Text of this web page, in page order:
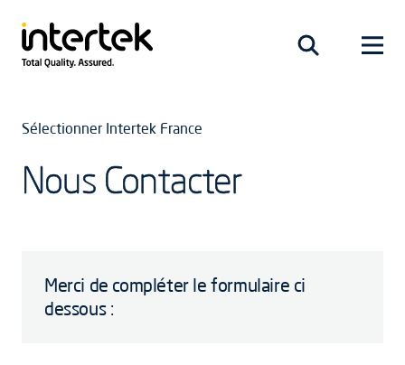
Sélectionner Intertek France
Nous Contacter
Merci de compléter le formulaire ci
dessous :